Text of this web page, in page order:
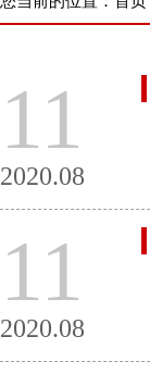
11
2020.08
11
2020.08